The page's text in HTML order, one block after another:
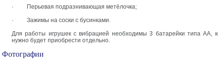
·
Перьевая подразнивающая метёлочка;
· Зажимы на соски с бусинками.
Для работы игрушек с вибрацией необходимы 3 батарейки типа АА,
нужно будет приобрести отдельно.
Фотографии